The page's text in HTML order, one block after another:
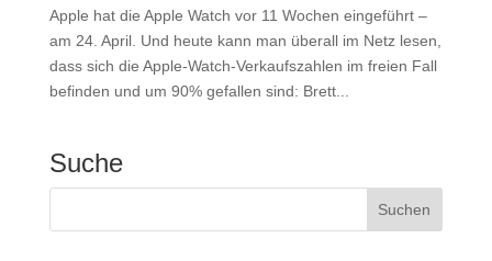
Apple hat die Apple Watch vor 11 Wochen eingeführt –
am 24. April. Und heute kann man überall im Netz lesen,
dass sich die Apple-Watch-Verkaufszahlen im freien Fall
befinden und um 90% gefallen sind: Brett...
Suche